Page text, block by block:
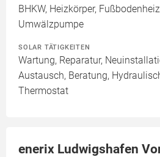
BHKW, Heizkörper,
Umwälzpumpe
SOLAR TÄTIGKEITEN
Wartung, Reparatur,
Austausch, Beratung,
Thermostat
enerix Ludwigshafen